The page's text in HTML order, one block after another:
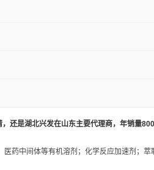
还是湖北兴发在山东主要代理商，年销量
药中间体等有机溶剂；化学反应加速剂；